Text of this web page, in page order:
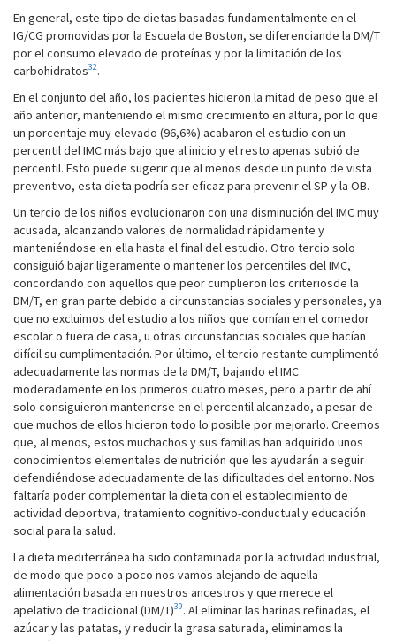
En general, este tipo de dietas basadas fundamentalmente en el
IG/CG promovidas por la Escuela de Boston, se diferenciande la DM/T
por el consumo elevado de proteínas y por la limitación de los
carbohidratos32.
En el conjunto del año, los pacientes hicieron la mitad de peso que el
año anterior, manteniendo el mismo crecimiento en altura, por lo que
un porcentaje muy elevado (96,6%) acabaron el estudio con un
percentil del IMC más bajo que al inicio y el resto apenas subió de
percentil. Esto puede sugerir que al menos desde un punto de vista
preventivo, esta dieta podría ser eficaz para prevenir el SP y la OB.
Un tercio de los niños evolucionaron con una disminución del IMC muy
acusada, alcanzando valores de normalidad rápidamente y
manteniéndose en ella hasta el final del estudio. Otro tercio solo
consiguió bajar ligeramente o mantener los percentiles del IMC,
concordando con aquellos que peor cumplieron los criteriosde la
DM/T, en gran parte debido a circunstancias sociales y personales, ya
que no excluimos del estudio a los niños que comían en el comedor
escolar o fuera de casa, u otras circunstancias sociales que hacían
difícil su cumplimentación. Por último, el tercio restante cumplimentó
adecuadamente las normas de la DM/T, bajando el IMC
moderadamente en los primeros cuatro meses, pero a partir de ahí
solo consiguieron mantenerse en el percentil alcanzado, a pesar de
que muchos de ellos hicieron todo lo posible por mejorarlo. Creemos
que, al menos, estos muchachos y sus familias han adquirido unos
conocimientos elementales de nutrición que les ayudarán a seguir
defendiéndose adecuadamente de las dificultades del entorno. Nos
faltaría poder complementar la dieta con el establecimiento de
actividad deportiva, tratamiento cognitivo-conductual y educación
social para la salud.
La dieta mediterránea ha sido contaminada por la actividad industrial,
de modo que poco a poco nos vamos alejando de aquella
alimentación basada en nuestros ancestros y que merece el
apelativo de tradicional (DM/T)39. Al eliminar las harinas refinadas, el
azúcar y las patatas, y reducir la grasa saturada, eliminamos la